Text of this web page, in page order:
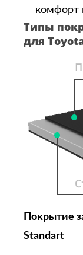
комфорт
Типы
для
Покрытие
Standart